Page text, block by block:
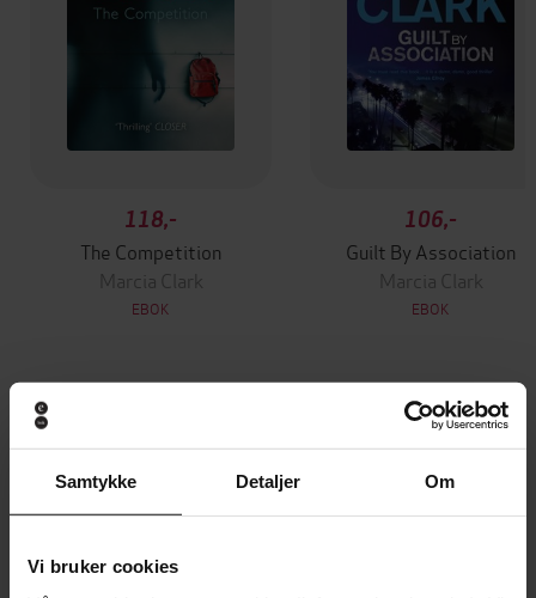
Samtykke Detaljer Om
Vi bruker cookies
118,-
The Competition
Marcia Clark
EBOK
106,-
Guilt By Association
Marcia Clark
EBOK
Andre har også kjøpt